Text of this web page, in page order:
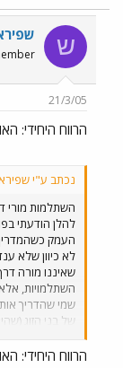
ש
21/3/05
הרווח היחידי:
נכתב ע"י
השתלמות מורי
להלן הודעתי
העמק
לא כיוון שלא
שאיננו מורה
השתלמויות,
שמי שהדריך
של בני הזוג
היתה פשוט
באדיקות כה
הרווח היחידי: